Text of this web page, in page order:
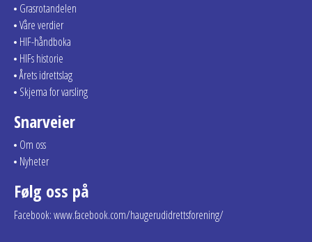
Grasrotandelen
Våre verdier
HIF-håndboka
HIFs historie
Årets idrettslag
Skjema for varsling
Snarveier
Om oss
Nyheter
Følg oss på
Facebook: www.facebook.com/haugerudidrettsforening/